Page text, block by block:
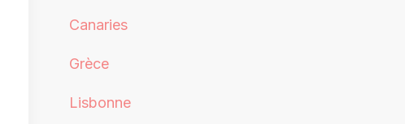
Canaries
Grèce
Lisbonne